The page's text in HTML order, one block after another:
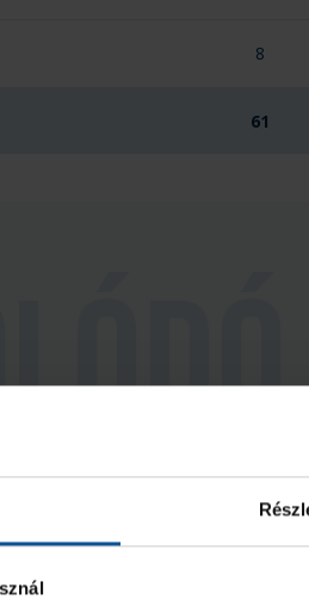
8
61